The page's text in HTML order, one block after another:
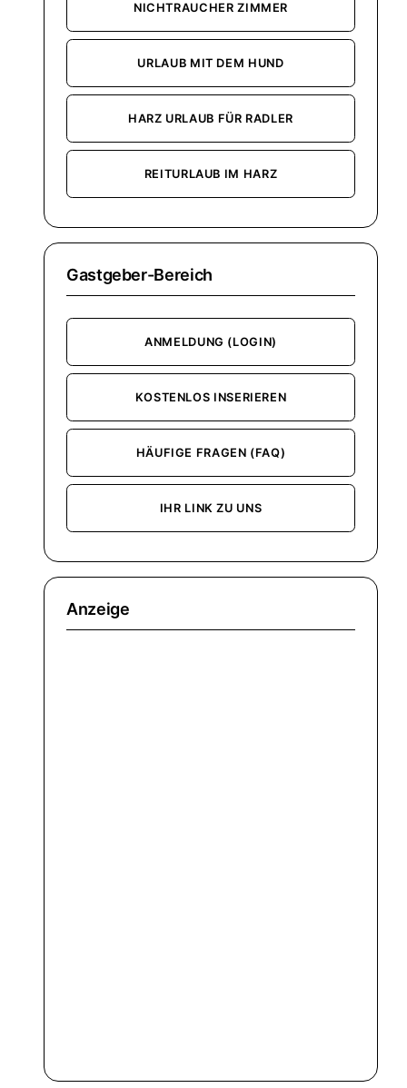
NICHTRAUCHER ZIMMER
URLAUB MIT DEM HUND
HARZ URLAUB FÜR RADLER
REITURLAUB IM HARZ
Gastgeber-Bereich
ANMELDUNG (LOGIN)
KOSTENLOS INSERIEREN
HÄUFIGE FRAGEN (FAQ)
IHR LINK ZU UNS
Anzeige